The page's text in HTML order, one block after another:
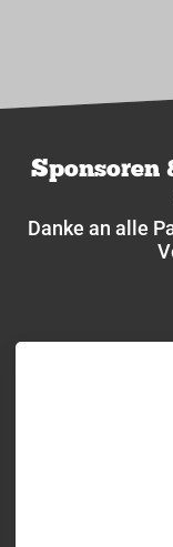
Sponsoren
Danke an alle